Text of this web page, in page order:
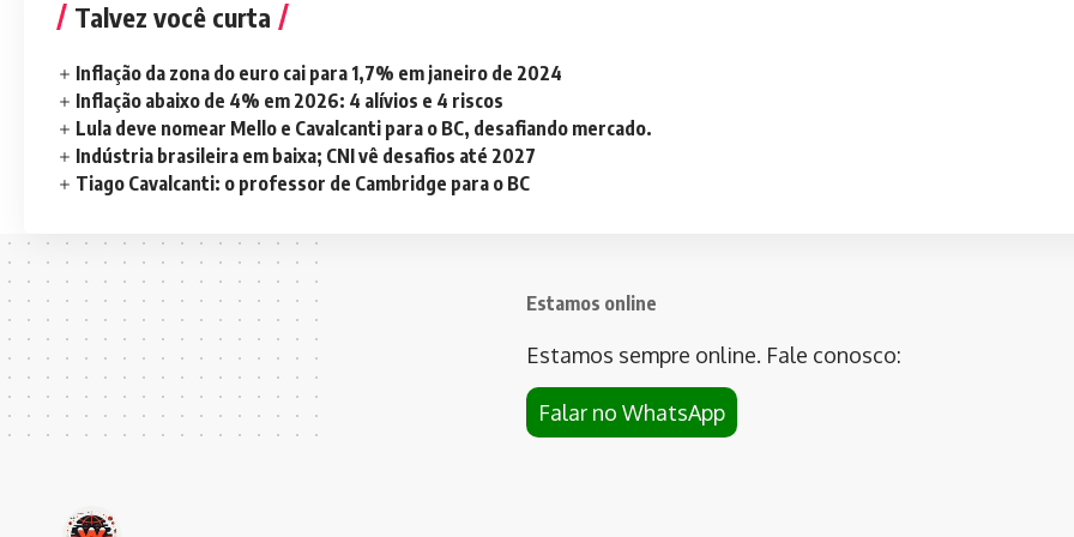
Talvez você curta
Inflação da zona do euro cai para 1,7% em janeiro de 2024
Inflação abaixo de 4% em 2026: 4 alívios e 4 riscos
Lula deve nomear Mello e Cavalcanti para o BC, desafiando mercado.
Indústria brasileira em baixa; CNI vê desafios até 2027
Tiago Cavalcanti: o professor de Cambridge para o BC
Estamos online
Estamos sempre online. Fale conosco:
Falar no WhatsApp